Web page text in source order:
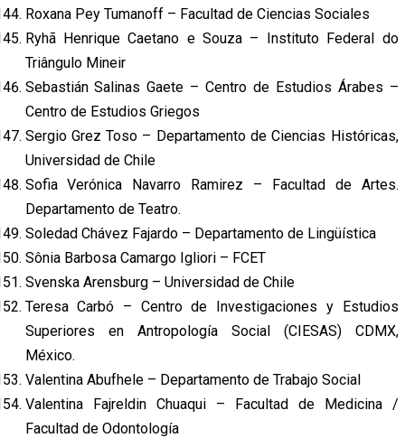
Roxana Pey Tumanoff – Facultad de Ciencias Sociales
Ryhã Henrique Caetano e Souza – Instituto Federal do
Triângulo Mineir
Sebastián Salinas Gaete – Centro de Estudios Árabes –
Centro de Estudios Griegos
Sergio Grez Toso – Departamento de Ciencias Históricas,
Universidad de Chile
Sofia Verónica Navarro Ramirez – Facultad de Artes.
Departamento de Teatro.
Soledad Chávez Fajardo – Departamento de Lingüística
Sônia Barbosa Camargo Igliori – FCET
Svenska Arensburg – Universidad de Chile
Teresa Carbó – Centro de Investigaciones y Estudios
Superiores en Antropología Social (CIESAS) CDMX,
México.
Valentina Abufhele – Departamento de Trabajo Social
Valentina Fajreldin Chuaqui – Facultad de Medicina /
Facultad de Odontología